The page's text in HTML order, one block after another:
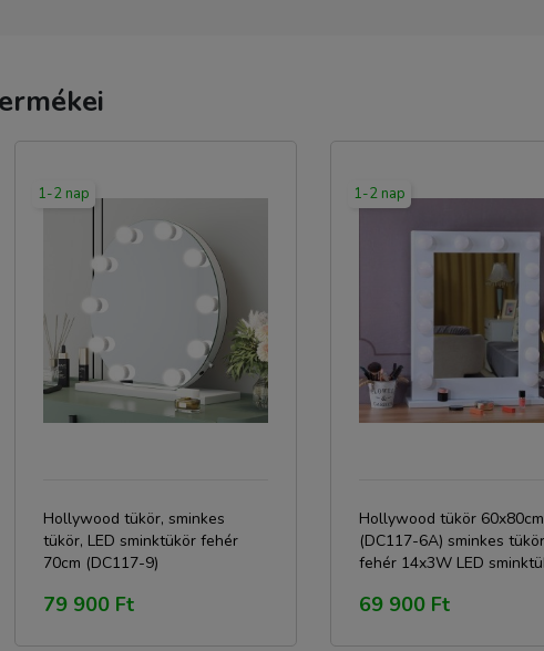
1-2 nap
Hollywood tükör, sminkes
tükör, LED sminktükör fehér
70cm (DC117-9)
79 900 Ft
1-2 nap
Hollywood tükör 60x80cm
(DC117-6A) sminkes tükör
fehér 14x3W LED
69 900 Ft